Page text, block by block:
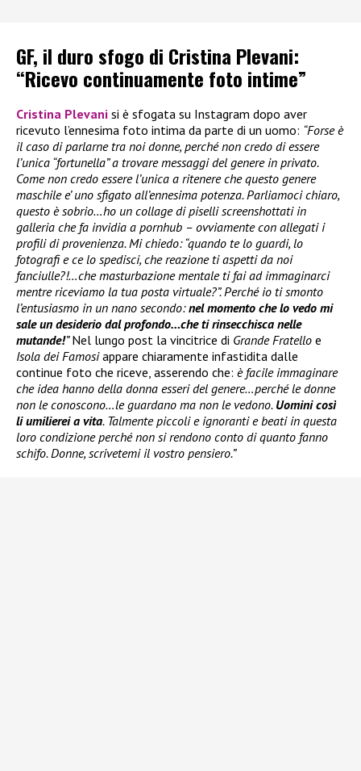
GF, il duro sfogo di Cristina Plevani:
“Ricevo continuamente foto intime”
Cristina Plevani si è sfogata su Instagram dopo aver
ricevuto l’ennesima foto intima da parte di un uomo: “Forse è
il caso di parlarne tra noi donne, perché non credo di essere
l’unica “fortunella” a trovare messaggi del genere in privato.
Come non credo essere l’unica a ritenere che questo genere
maschile e’ uno sfigato all’ennesima potenza. Parliamoci chiaro,
questo è sobrio…ho un collage di piselli screenshottati in
galleria che fa invidia a pornhub – ovviamente con allegati i
profili di provenienza. Mi chiedo: “quando te lo guardi, lo
fotografi e ce lo spedisci, che reazione ti aspetti da noi
fanciulle?!…che masturbazione mentale ti fai ad immaginarci
mentre riceviamo la tua posta virtuale?”. Perché io ti smonto
l’entusiasmo in un nano secondo:nel momento che lo vedo mi
sale un desiderio dal profondo…che ti rinsecchisca nelle
mutande!”Nel lungo post la vincitrice di Grande Fratello e
Isola dei Famosiappare chiaramente infastidita dalle
continue foto che riceve, asserendo che: è facile immaginare
che idea hanno della donna esseri del genere…perché le donne
non le conoscono…le guardano ma non le vedono. Uomini così
li umilierei a vita. Talmente piccoli e ignoranti e beati in questa
loro condizione perché non si rendono conto di quanto fanno
schifo. Donne, scrivetemi il vostro pensiero.”